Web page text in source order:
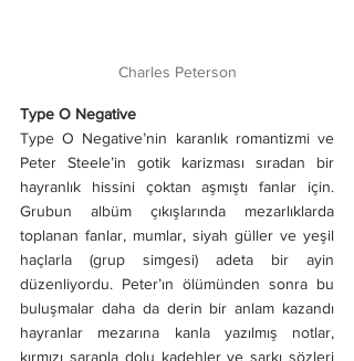
Charles Peterson
Type O Negative
Type O Negative’nin karanlık romantizmi ve
Peter Steele’in gotik karizması sıradan bir
hayranlık hissini çoktan aşmıştı fanlar için.
Grubun albüm çıkışlarında mezarlıklarda
toplanan fanlar, mumlar, siyah güller ve yeşil
haçlarla (grup simgesi) adeta bir ayin
düzenliyordu. Peter’ın ölümünden sonra bu
buluşmalar daha da derin bir anlam kazandı
hayranlar mezarına kanla yazılmış notlar,
kırmızı şarapla dolu kadehler ve şarkı sözleri